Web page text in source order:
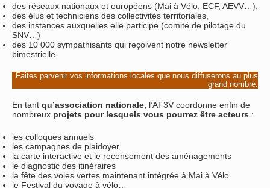
des réseaux nationaux et européens (Mai à Vélo, ECF, AEVV…),
des élus et techniciens des collectivités territoriales,
des instances auxquelles elle participe (comité de pilotage du
SNV…)
des 10 000 sympathisants qui reçoivent notre newsletter
bimestrielle.
Faites parvenir vos informations locales que nous diffuserons au plus
grand nombre.
En tant qu’association nationale, l’AF3V coordonne enfin de
nombreux projets pour lesquels vous pourrez être acteurs :
les colloques annuels
les campagnes de plaidoyer
la carte interactive et le recensement des aménagements
le diagnostic des itinéraires
la fête des voies vertes maintenant intégrée à Mai à Vélo
le Festival du voyage à vélo…